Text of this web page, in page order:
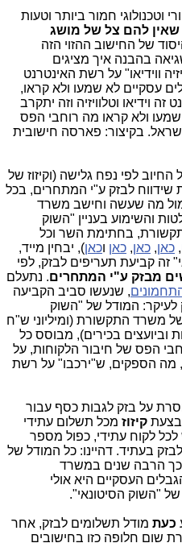
וטכנולוגי חמור ביותר וטעות
שאין להם צל של מושג
של החישוב ההזוי הזה
בהבנה איך מציגים
ווידיאו" על רשת האינטרנט
עסקיים לא שמעו ולא קראו,
זה וידיאו וטלוויזיה וזה יתקרב
שמעו ולא קראו מה רוחבי הפס
בקיצור: פארסה חישובית
לפי נפח גלישה (וקיזוז של
שידווח לבזק ע"י המתחרים, בכל
מול מה שעשה וחישב משרד
והשימוע בעניין "השוק
בחתימת השר וכל
, כאן, כאן, כאן וכאן), יבחין מייד,
זה קביעת תעריפים לבזק, לפי
מבזק ע"י המתחרים. נתעלם
, שנעשו סביב הקביעה
לעיקר: המודל של "השוק
שנות עבודה של משרד התקשורת (ומיליוני ש"ח
וביועצים בכירים), מבוסס כל
הפס של חיבור הלקוחות, על
מה הספקים, ש"ירכבו" על רשת
על בזק לגבות כסף עבור
קיזוז מכל תשלום עתידי
2 מגה סל"ש לכל לקוח עתידי, כפול מספר
בעתיד. דהיינו: כל המודל של
כך הרבה שנים במשרד
העסקיים היא אולי
"השוק הסיטונאי".
כעת מודל תשלומים לבזק, אחר
שום חלופה כזו בחישובים